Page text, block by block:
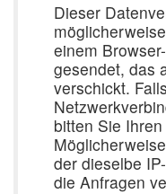
Dieser
einem
gesendet, das
verschickt.
bitten Sie
der dieselbe
die Anfragen